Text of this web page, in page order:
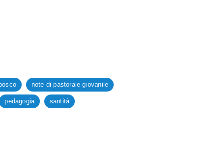
note di pastorale giovanile
pedagogia santità